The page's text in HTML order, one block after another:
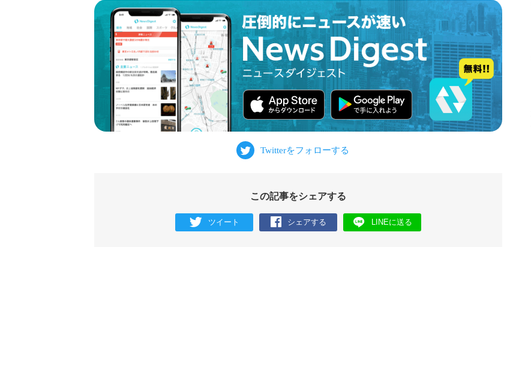
この記事をシェアする
ツイート シェアする LINEに送る